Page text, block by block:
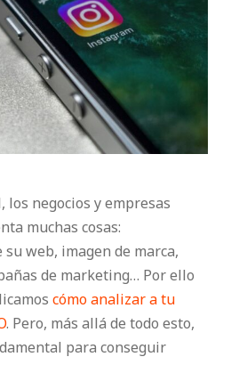
los negocios y empresas
muchas cosas:
web, imagen de marca,
de marketing… Por ello
cómo analizar a tu
. Pero, más allá de todo esto,
para conseguir